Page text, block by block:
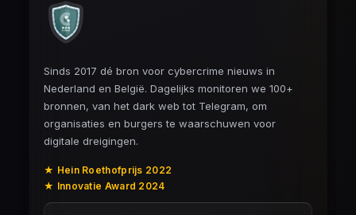
Sinds 2017 dé bron voor cybercrime nieuws in
Nederland en België. Dagelijks monitoren we 100+
bronnen, van het dark web tot Telegram, om
organisaties en burgers te waarschuwen voor
digitale dreigingen.
★ Hein Roethofprijs 2022
★ Innovatie Award 2024